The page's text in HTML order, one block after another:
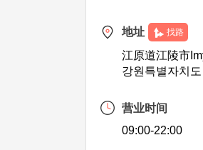
地址 找路
江原道江陵市
강원특별자치
营业时间
09:00-22:00